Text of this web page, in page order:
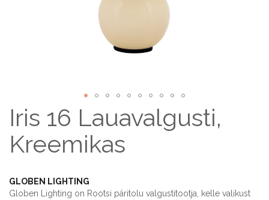
Iris 16 Lauavalgusti,
Kreemikas
GLOBEN LIGHTING
Globen Lighting on Rootsi päritolu valgustitootja, kelle valikust
Skip
the
beginning
images
gallery